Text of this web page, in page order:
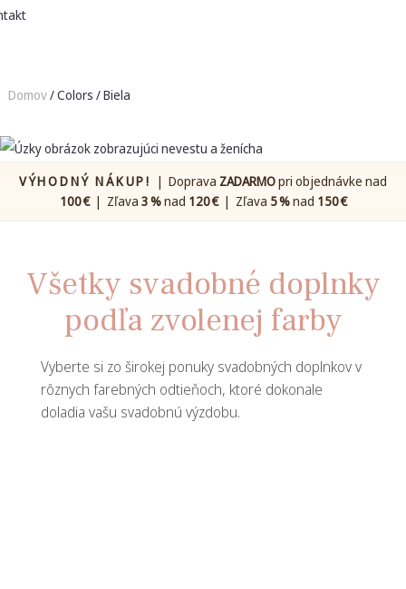
Domov/ Colors / Biela
VÝHODNÝ NÁKUP! | Doprava ZADARMOpri objednávke nad
100 €| Zľava 3 %nad 120 €| Zľava 5 %nad 150 €
Všetky svadobné doplnky
podľa zvolenej farby
Vyberte si zo širokej ponuky svadobných doplnkov v
rôznych farebných odtieňoch, ktoré dokonale
doladia vašu svadobnú výzdobu.